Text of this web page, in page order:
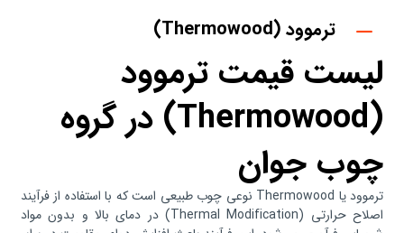
ترموود (Thermowood)
لیست قیمت ترموود
(Thermowood) در گروه
چوب جوان
ترموود یا Thermowood نوعی چوب طبیعی است که با استفاده از فرآیند
اصلاح حرارتی (Thermal Modification) در دمای بالا و بدون مواد